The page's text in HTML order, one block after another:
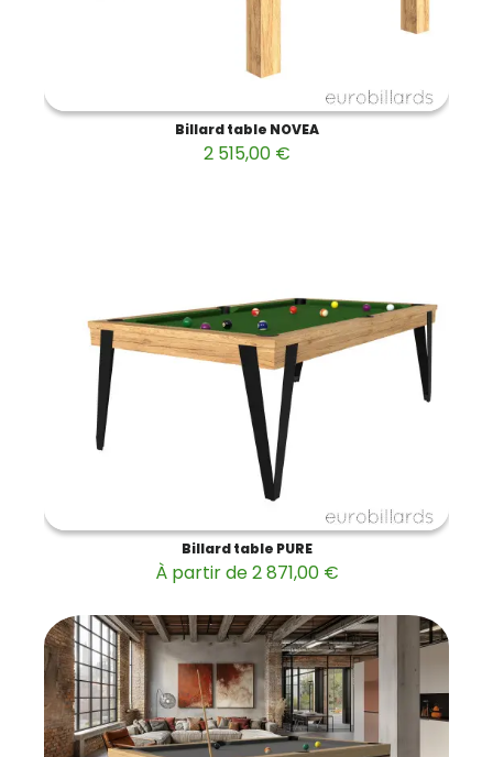
Billard table NOVEA
2 515,00 €
Billard table PURE
À partir de 2 871,00 €